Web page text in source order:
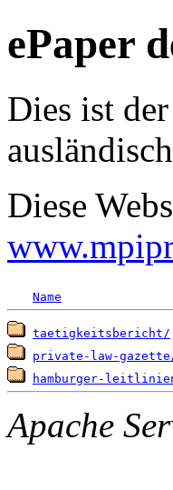
ePaper
Dies ist
Diese
Name
taetigkeitsbericht/
private-law-
hamburger-
Apache